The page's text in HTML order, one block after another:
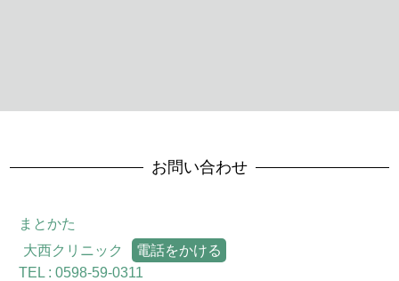
お問い合わせ
まとかた
大西クリニック
電話をかける
TEL : 0598-59-0311